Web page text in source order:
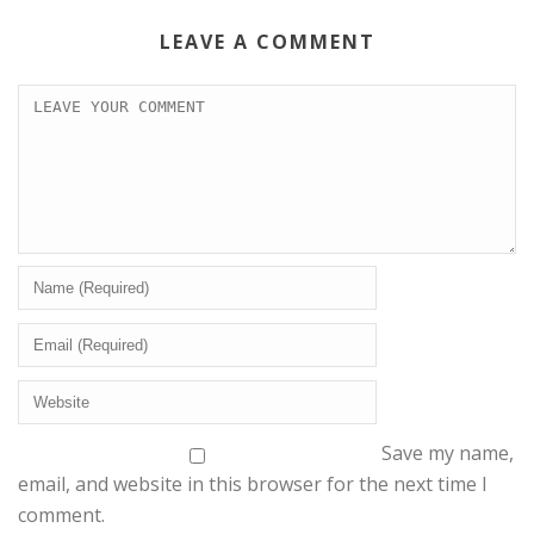
LEAVE A COMMENT
Save my name,
email, and website in this browser for the next time I
comment.